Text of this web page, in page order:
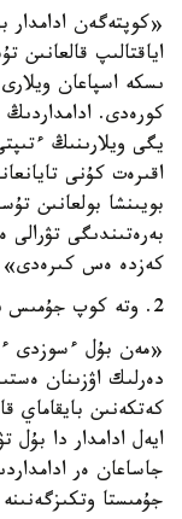
«كوپتەگەن ادامدار
اياقتالىپ قالعانىن
ىسكە اسپاعان
كورەدى.
يگى ويلارىنىڭ
اقىرەت كۇنى
بويىنشا بولعانىن
بەرەتىندىگى
كەزدە ەس
2. وتە كوپ جۇمىس ىستەگەنىم وكىنىشتى.
«مەن بۇل ءسوزدى
دەرلىك اۋزىنان
كەتكەنىن بايقاماي
ايەل ادامدار دا
جاساعان ەر
جۇمىستا